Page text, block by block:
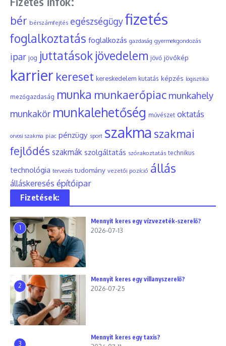
bér bérszámfejtés egészségügyfizetés
foglalkoztatás foglalkozás gazdaság gyermekgondozás
ipar jog juttatások jövedelem jövő jövőkép
karrier kereset kereskedelem kutatás képzés logisztika
mezőgazdaság munka munkaerőpiac munkahely
munkakör munkalehetőség művészet oktatás
orvosi szakma piac pénzügy sport szakma szakmai
fejlődés szakmák szolgáltatás szórakoztatás technikus
technológia tervezés tudomány vezetői pozíció állás
álláskeresés építőipar
Fizetések:
1
Mennyit keres egy vízvezeték-szerelő?
2026-07-13
2
Mennyit keres egy villanyszerelő?
2026-07-25
3
Mennyit keres egy taxis?